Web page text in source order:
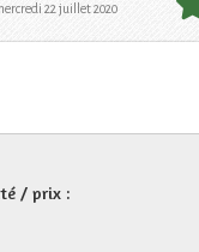
22 juillet 2020
/ prix :